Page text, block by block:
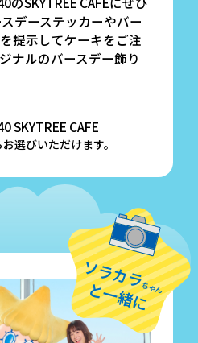
デーステッカーやバー
提示してケーキをご注
ナルのバースデー飾り
SKYTREE CAFE
選びいただけます。
ソラカラちゃん
と一緒に